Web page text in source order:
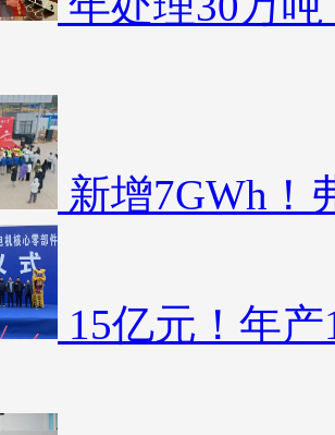
新增7GWh！
15亿元！年